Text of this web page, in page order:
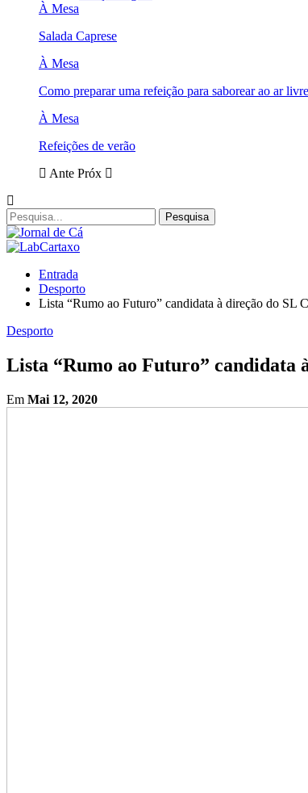
À Mesa
Salada Caprese
À Mesa
Como preparar uma refeição para saborear ao ar
À Mesa
Refeições de verão
Ante Próx
Entrada
Desporto
Lista “Rumo ao Futuro” candidata à direção do SL
Desporto
Lista “Rumo ao Futuro” candidata
Em Mai 12, 2020